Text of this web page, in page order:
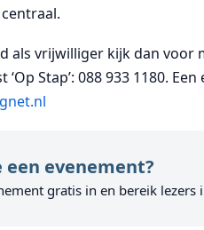
als vrijwilliger kijk dan
‘Op Stap’: 088 933 1180.
een evenement?
gratis in en bereik lezers